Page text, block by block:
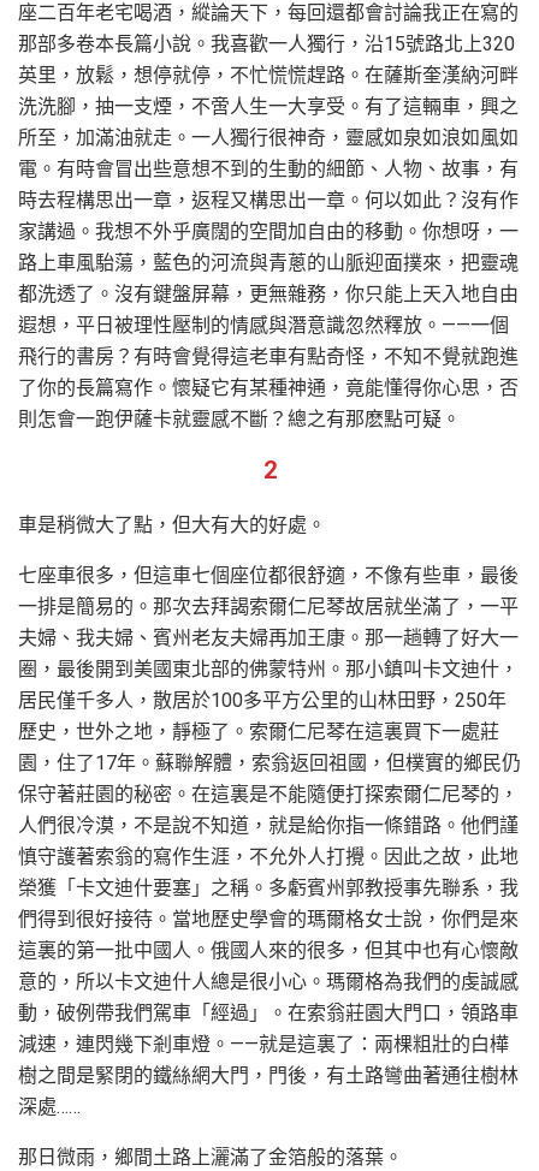
座二百年老宅喝酒，縱論天下，每回還都會討論我正在寫的
那部多卷本長篇小說。我喜歡一人獨行，沿15號路北上320
英里，放鬆，想停就停，不忙慌慌趕路。在薩斯奎漢納河畔
洗洗腳，抽一支煙，不啻人生一大享受。有了這輛車，興之
所至，加滿油就走。一人獨行很神奇，靈感如泉如浪如風如
電。有時會冒出些意想不到的生動的細節、人物、故事，有
時去程構思出一章，返程又構思出一章。何以如此？沒有作
家講過。我想不外乎廣闊的空間加自由的移動。你想呀，一
路上車風駘蕩，藍色的河流與青蔥的山脈迎面撲來，把靈魂
都洗透了。沒有鍵盤屏幕，更無雜務，你只能上天入地自由
遐想，平日被理性壓制的情感與潛意識忽然釋放。——一個
飛行的書房？有時會覺得這老車有點奇怪，不知不覺就跑進
了你的長篇寫作。懷疑它有某種神通，竟能懂得你心思，否
則怎會一跑伊薩卡就靈感不斷？總之有那麽點可疑。
2
車是稍微大了點，但大有大的好處。
七座車很多，但這車七個座位都很舒適，不像有些車，最後
一排是簡易的。那次去拜謁索爾仁尼琴故居就坐滿了，一平
夫婦、我夫婦、賓州老友夫婦再加王康。那一趟轉了好大一
圈，最後開到美國東北部的佛蒙特州。那小鎮叫卡文迪什，
居民僅千多人，散居於100多平方公里的山林田野，250年
歷史，世外之地，靜極了。索爾仁尼琴在這裏買下一處莊
園，住了17年。蘇聯解體，索翁返回祖國，但樸實的鄉民仍
保守著莊園的秘密。在這裏是不能隨便打探索爾仁尼琴的，
人們很冷漠，不是說不知道，就是給你指一條錯路。他們謹
慎守護著索翁的寫作生涯，不允外人打攪。因此之故，此地
榮獲「卡文迪什要塞」之稱。多虧賓州郭教授事先聯系，我
們得到很好接待。當地歷史學會的瑪爾格女士說，你們是來
這裏的第一批中國人。俄國人來的很多，但其中也有心懷敵
意的，所以卡文迪什人總是很小心。瑪爾格為我們的虔誠感
動，破例帶我們駕車「經過」。在索翁莊園大門口，領路車
減速，連閃幾下剎車燈。——就是這裏了：兩棵粗壯的白樺
樹之間是緊閉的鐵絲網大門，門後，有土路彎曲著通往樹林
深處……
那日微雨，鄉間土路上灑滿了金箔般的落葉。